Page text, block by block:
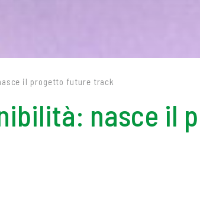
il progetto future track
nasce il